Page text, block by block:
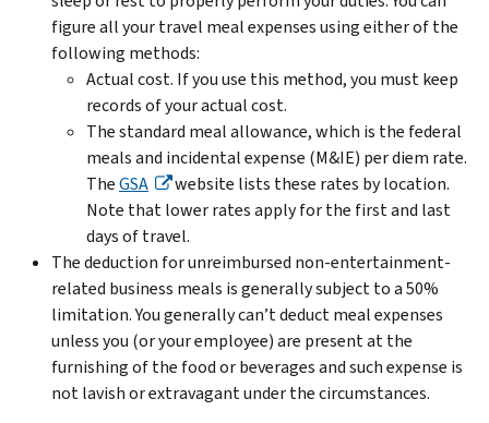
figure all your travel meal expenses using either of the
following methods:
Actual cost. If you use this method, you must keep
records of your actual cost.
The standard meal allowance, which is the federal
meals and incidental expense (M&IE) per diem rate.
TheGSA
website lists these rates by location.
Note that lower rates apply for the first and last
days of travel.
The deduction for unreimbursed non-entertainment-
related business meals is generally subject to a 50%
limitation. You generally can’t deduct meal expenses
unless you (or your employee) are present at the
furnishing of the food or beverages and such expense is
not lavish or extravagant under the circumstances.